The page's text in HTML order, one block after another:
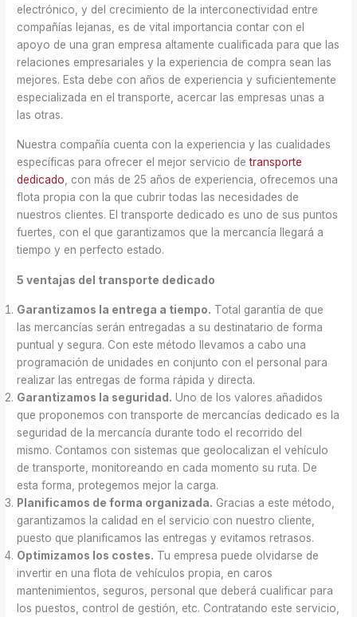
electrónico, y del crecimiento de la interconectividad entre
compañías lejanas, es de vital importancia contar con el
apoyo de una gran empresa altamente cualificada para que las
relaciones empresariales y la experiencia de compra sean las
mejores. Esta debe con años de experiencia y suficientemente
especializada en el transporte, acercar las empresas unas a
las otras.
Nuestra compañía cuenta con la experiencia y las cualidades
específicas para ofrecer el mejor servicio detransporte
dedicado, con más de 25 años de experiencia, ofrecemos una
flota propia con la que cubrir todas las necesidades de
nuestros clientes. El transporte dedicado es uno de sus puntos
fuertes, con el que garantizamos que la mercancía llegará a
tiempo y en perfecto estado.
5 ventajas del transporte dedicado
Garantizamos la entrega a tiempo. Total garantía de que
las mercancías serán entregadas a su destinatario de forma
puntual y segura. Con este método llevamos a cabo una
programación de unidades en conjunto con el personal para
realizar las entregas de forma rápida y directa.
Garantizamos la seguridad. Uno de los valores añadidos
que proponemos con transporte de mercancías dedicado es la
seguridad de la mercancía durante todo el recorrido del
mismo. Contamos con sistemas que geolocalizan el vehículo
de transporte, monitoreando en cada momento su ruta. De
esta forma, protegemos mejor la carga.
Planificamos de forma organizada. Gracias a este método,
garantizamos la calidad en el servicio con nuestro cliente,
puesto que planificamos las entregas y evitamos retrasos.
Optimizamos los costes. Tu empresa puede olvidarse de
invertir en una flota de vehículos propia, en caros
mantenimientos, seguros, personal que deberá cualificar para
los puestos, control de gestión, etc. Contratando este servicio,